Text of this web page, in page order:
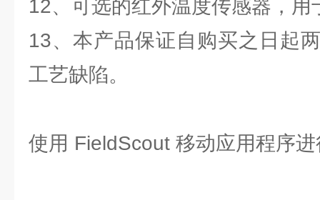
12、可选的红外温度传感器，用
13、本产品保证自购买之日起
工艺缺陷。
使用 FieldScout 移动应用程序